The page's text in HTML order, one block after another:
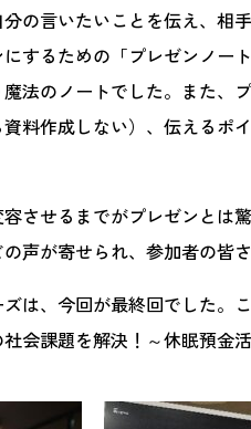
の言いたいことを伝え、相
するための「プレゼンノ
法のノートでした。また
料作成しない）、伝えるポ
させるまでがプレゼンとは
声が寄せられ、参加者の皆
は、今回が最終回でした。
会課題を解決！～休眠預金